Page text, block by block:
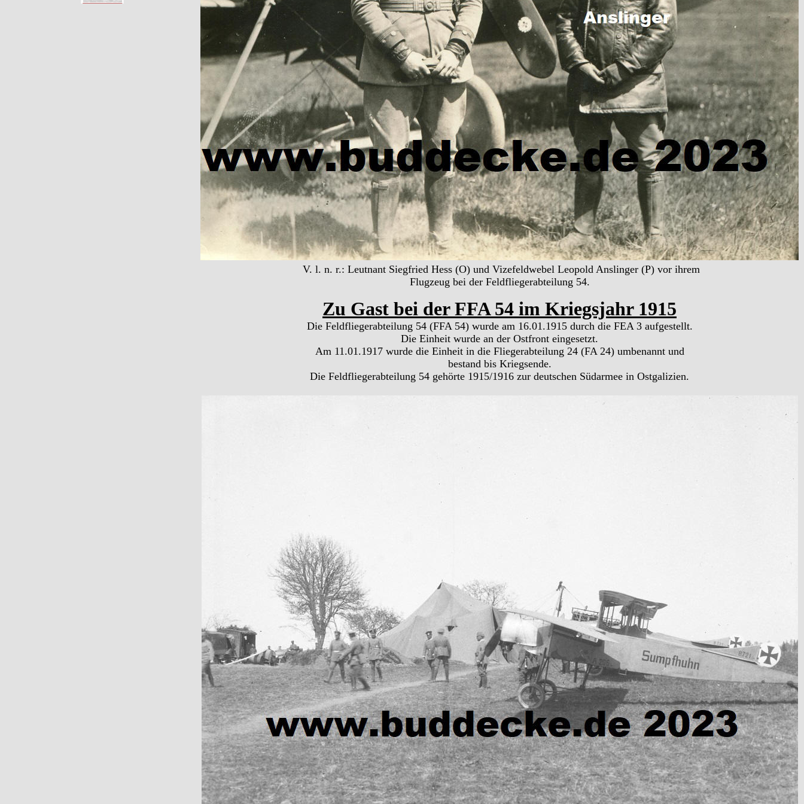
V. l. n. r.: Leutnant Siegfried Hess (O) und Vizefeldwebel Leopold Anslinger (P) vor ihrem
Flugzeug bei der Feldfliegerabteilung 54.
Zu Gast bei der FFA 54 im Kriegsjahr 1915
Die Feldfliegerabteilung 54 (FFA 54) wurde am 16.01.1915 durch die FEA 3 aufgestellt.
Die Einheit wurde an der Ostfront eingesetzt.
Am 11.01.1917 wurde die Einheit in die Fliegerabteilung 24 (FA 24) umbenannt und
bestand bis Kriegsende.
Die Feldfliegerabteilung 54 gehörte 1915/1916 zur deutschen Südarmee in Ostgalizien.